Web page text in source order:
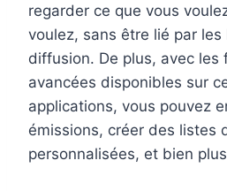
regarder ce que vous
voulez, sans être lié par les
diffusion. De plus, avec les
avancées disponibles sur
applications, vous pouvez
émissions, créer des listes
personnalisées, et bien